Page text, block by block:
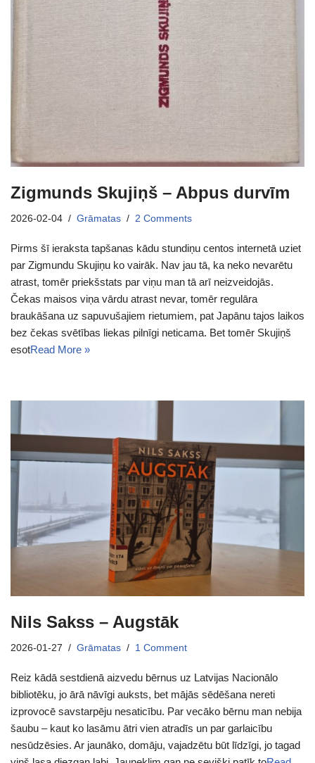
Zigmunds Skujiņš – Abpus durvīm
2026-02-04 Grāmatas 2 Comments
Pirms šī ieraksta tapšanas kādu stundiņu centos internetā uziet
par Zigmundu Skujiņu ko vairāk. Nav jau tā, ka neko nevarētu
atrast, tomēr priekšstats par viņu man tā arī neizveidojās.
Čekas maisos viņa vārdu atrast nevar, tomēr regulāra
braukāšana uz sapuvušajiem rietumiem, pat Japānu tajos laikos
bez čekas svētības liekas pilnīgi neticama. Bet tomēr Skujiņš
esotRead More »
Nils Sakss – Augstāk
2026-01-27 Grāmatas 1 Comment
Reiz kādā sestdienā aizvedu bērnus uz Latvijas Nacionālo
bibliotēku, jo ārā nāvīgi auksts, bet mājās sēdēšana nereti
izprovocē savstarpēju nesaticību. Par vecāko bērnu man nebija
šaubu – kaut ko lasāmu ātri vien atradīs un par garlaicību
nesūdzēsies. Ar jaunāko, domāju, vajadzētu būt līdzīgi, jo tagad